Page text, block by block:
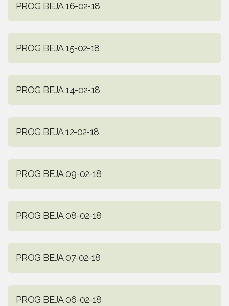
PROG BEJA 16-02-18
PROG BEJA 15-02-18
PROG BEJA 14-02-18
PROG BEJA 12-02-18
PROG BEJA 09-02-18
PROG BEJA 08-02-18
PROG BEJA 07-02-18
PROG BEJA 06-02-18